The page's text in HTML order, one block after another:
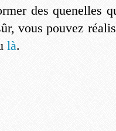
des quenelles
vous pouvez
là.